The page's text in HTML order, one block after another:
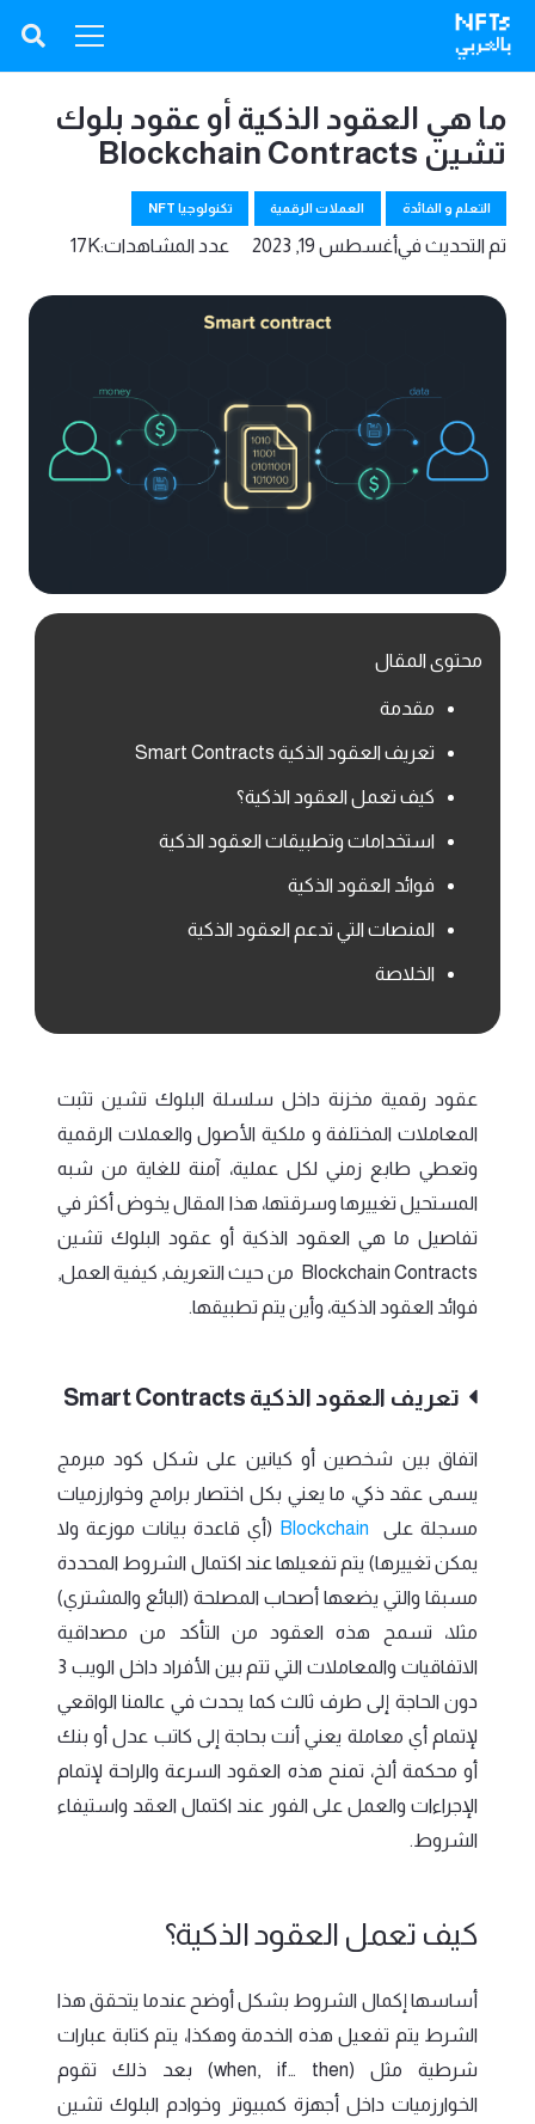
ما هي العقود الذكية أو عقود بلوك
تشين Blockchain Contracts
التعلم و الفائدة العملات الرقمية تكنولوجيا NFT
تم التحديث فيأغسطس 19, 2023 عدد المشاهدات:17K
محتوى المقال
مقدمة
تعريف العقود الذكية Smart Contracts
كيف تعمل العقود الذكية؟
استخدامات وتطبيقات العقود الذكية
فوائد العقود الذكية
المنصات التي تدعم العقود الذكية
الخلاصة
عقود رقمية مخزنة داخل سلسلة البلوك تشين تثبت
المعاملات المختلفة و ملكية الأصول والعملات الرقمية
وتعطي طابع زمني لكل عملية، آمنة للغاية من شبه
المستحيل تغييرها وسرقتها، هذا المقال يخوض أكثر في
تفاصيل ما هي العقود الذكية أو عقود البلوك تشين
Blockchain Contracts من حيث التعريف, كيفية العمل,
فوائد العقود الذكية، وأين يتم تطبيقها.
تعريف العقود الذكية Smart Contracts
اتفاق بين شخصين أو كيانين على شكل كود مبرمج
يسمى عقد ذكي، ما يعني بكل اختصار برامج وخوارزميات
مسجلة على Blockchain (أي قاعدة بيانات موزعة ولا
يمكن تغييرها) يتم تفعيلها عند اكتمال الشروط المحددة
مسبقا والتي يضعها أصحاب المصلحة (البائع والمشتري)
مثلا، تسمح هذه العقود من التأكد من مصداقية
الاتفاقيات والمعاملات التي تتم بين الأفراد داخل الويب 3
دون الحاجة إلى طرف ثالث كما يحدث في عالمنا الواقعي
لإتمام أي معاملة يعني أنت بحاجة إلى كاتب عدل أو بنك
أو محكمة ألخ، تمنح هذه العقود السرعة والراحة لإتمام
الإجراءات والعمل على الفور عند اكتمال العقد واستيفاء
الشروط.
كيف تعمل العقود الذكية؟
أساسها إكمال الشروط بشكل أوضح عندما يتحقق هذا
الشرط يتم تفعيل هذه الخدمة وهكذا، يتم كتابة عبارات
شرطية مثل (when, if… then) بعد ذلك تقوم
الخوارزميات داخل أجهزة كمبيوتر وخوادم البلوك تشين